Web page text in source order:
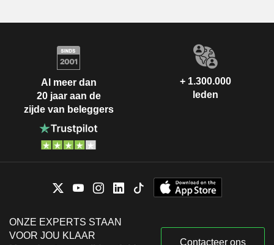
Al meer dan
20 jaar aan de
zijde van beleggers
+ 1.300.000
leden
ONZE EXPERTS STAAN
VOOR JOU KLAAR
Contacteer ons